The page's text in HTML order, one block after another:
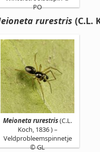
PO
rurestris (C.L.
Meioneta rurestris(C.L.
Koch, 1836 ) –
Veldprobleemspinnetje
© GL